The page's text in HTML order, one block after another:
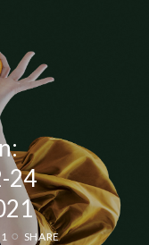
24
SHARE